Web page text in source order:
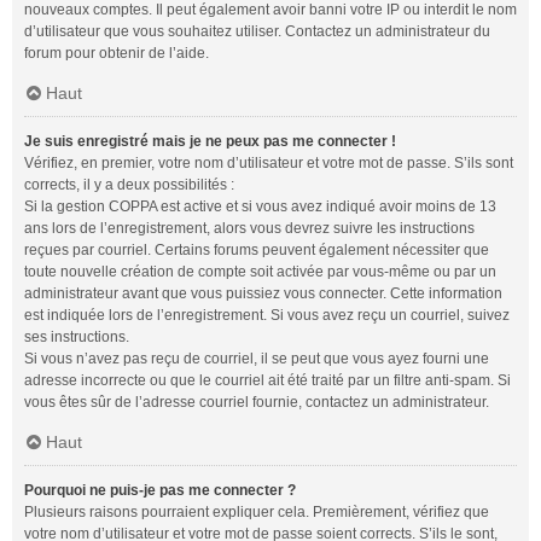
nouveaux comptes. Il peut également avoir banni votre IP ou interdit le nom
d’utilisateur que vous souhaitez utiliser. Contactez un administrateur du
forum pour obtenir de l’aide.
Haut
Je suis enregistré mais je ne peux pas me connecter !
Vérifiez, en premier, votre nom d’utilisateur et votre mot de passe. S’ils sont
corrects, il y a deux possibilités :
Si la gestion COPPA est active et si vous avez indiqué avoir moins de 13
ans lors de l’enregistrement, alors vous devrez suivre les instructions
reçues par courriel. Certains forums peuvent également nécessiter que
toute nouvelle création de compte soit activée par vous-même ou par un
administrateur avant que vous puissiez vous connecter. Cette information
est indiquée lors de l’enregistrement. Si vous avez reçu un courriel, suivez
ses instructions.
Si vous n’avez pas reçu de courriel, il se peut que vous ayez fourni une
adresse incorrecte ou que le courriel ait été traité par un filtre anti-spam. Si
vous êtes sûr de l’adresse courriel fournie, contactez un administrateur.
Haut
Pourquoi ne puis-je pas me connecter ?
Plusieurs raisons pourraient expliquer cela. Premièrement, vérifiez que
votre nom d’utilisateur et votre mot de passe soient corrects. S’ils le sont,